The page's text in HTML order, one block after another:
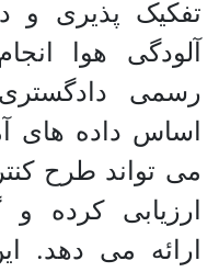
تفکیک پذیری و
آلودگی هوا
رسمی
اساس داده های
می تواند طرح
ارزیابی کرده و
ارائه می دهد.